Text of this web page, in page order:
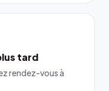
tard
rendez-vous à